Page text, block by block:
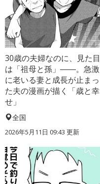
30歳の夫婦なのに、見た目
は「祖母と孫」――。急激
に老いる妻と成長が止まっ
た夫の漫画が描く「歳と幸
せ」
全国
2026年5月11日 09:43 更新